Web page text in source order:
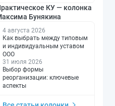
КУ — колонка
Бунякина
4 августа 2026
Как выбрать между типовым
и индивидуальным уставом
ООО
31 июля 2026
Выбор формы
реорганизации: ключевые
аспекты